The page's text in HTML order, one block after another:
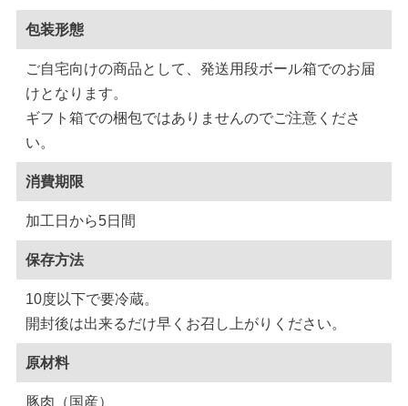
包装形態
ご自宅向けの商品として、発送用段ボール箱でのお届
けとなります。
ギフト箱での梱包ではありませんのでご注意くださ
い。
消費期限
加工日から5日間
保存方法
10度以下で要冷蔵。
開封後は出来るだけ早くお召し上がりください。
原材料
豚肉（国産）